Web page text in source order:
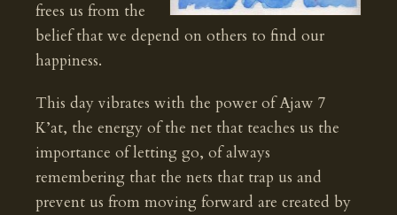
frees us from the
belief that we depend on others to find our
happiness.
This day vibrates with the power of Ajaw 7
K’at, the energy of the net that teaches us the
importance of letting go, of always
remembering that the nets that trap us and
prevent us from moving forward are created by